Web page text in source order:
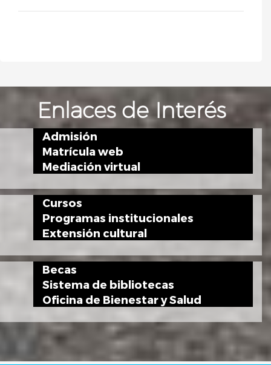
Enlaces de Interés
Admisión
Matrícula web
Mediación virtual
Cursos
Programas institucionales
Extensión cultural
Becas
Sistema de bibliotecas
Oficina de Bienestar y Salud